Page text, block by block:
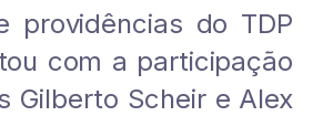
providências do TDP
com a participação
Gilberto Scheir e Alex